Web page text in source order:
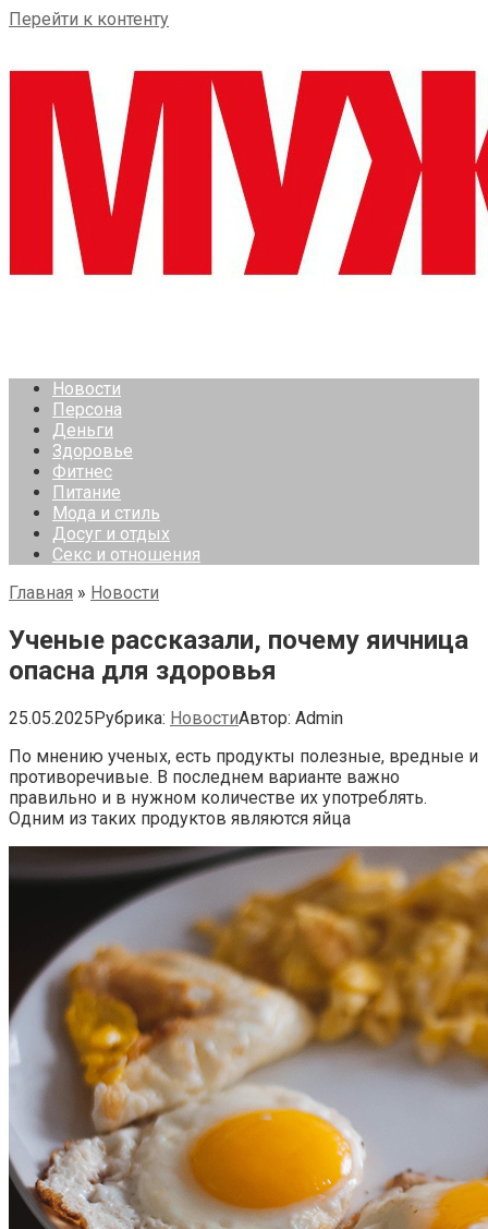
Перейти к контенту
Новости
Персона
Деньги
Здоровье
Фитнес
Питание
Мода и стиль
Досуг и отдых
Секс и отношения
Главная » Новости
Ученые рассказали, почему яичница
опасна для здоровья
25.05.2025Рубрика: НовостиАвтор: Admin
По мнению ученых, есть продукты полезные, вредные и
противоречивые. В последнем варианте важно
правильно и в нужном количестве их употреблять.
Одним из таких продуктов являются яйца